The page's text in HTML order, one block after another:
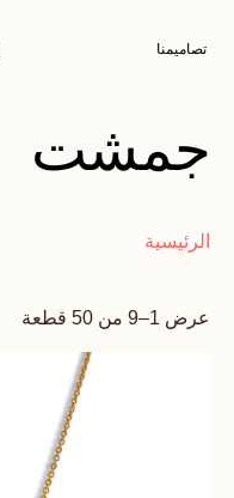
تصاميمنا
جمشت
الرئيسية
عرض 1–9 من 50 قطعة